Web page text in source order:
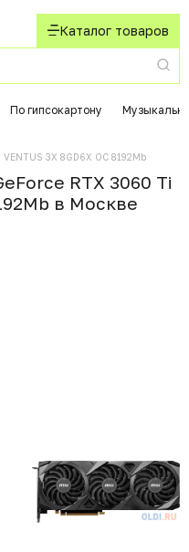
Каталог товаров
По гипсокартону
3X 8GD6X OC 8192Mb
RTX 3060 Ti
в Москвe